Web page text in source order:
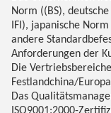
Norm ((BS),
IFI), japanische
andere
Anforderungen der
Die
Festlandchina/
Das